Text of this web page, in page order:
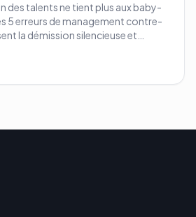
des talents ne tient plus aux baby-
5 erreurs de management contre-
la démission silencieuse et